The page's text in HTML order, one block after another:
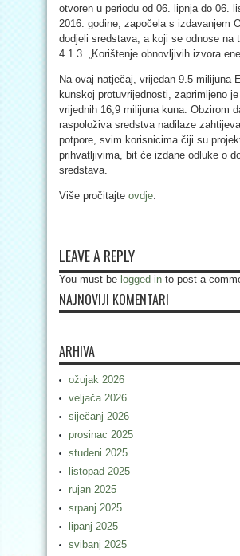
otvoren u periodu od 06. lipnja do 06.
2016. godine, započela s izdavanjem
dodjeli sredstava, a koji se odnose na
4.1.3. „Korištenje obnovljivih izvora
Na ovaj natječaj, vrijedan 9.5 milijuna
kunskoj protuvrijednosti, zaprimljeno
vrijednih 16,9 milijuna kuna. Obzirom
raspoloživa sredstva nadilaze
potpore, svim korisnicima čiji su
prihvatljivima, bit će izdane odluke o
sredstava.
Više pročitajte ovdje.
LEAVE A REPLY
You must be logged in to post a
NAJNOVIJI KOMENTARI
ARHIVA
ožujak 2026
veljača 2026
siječanj 2026
prosinac 2025
studeni 2025
listopad 2025
rujan 2025
srpanj 2025
lipanj 2025
svibanj 2025